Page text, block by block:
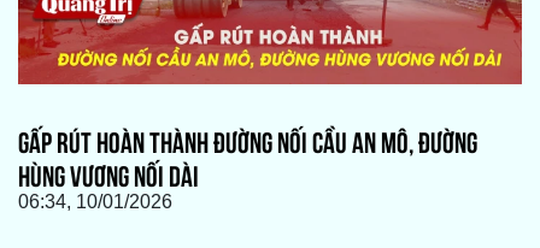
GẤP RÚT HOÀN THÀNH ĐƯỜNG NỐI CẦU AN MÔ, ĐƯỜNG
HÙNG VƯƠNG NỐI DÀI
06:34, 10/01/2026